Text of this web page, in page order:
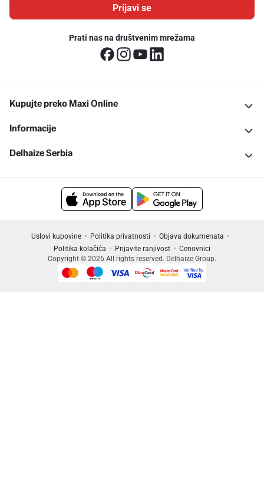
Prijavi se
Prati nas na društvenim mrežama
Kupujte preko Maxi Online
Informacije
Delhaize Serbia
Uslovi kupovine Politika privatnosti
Objava dokumenata
Politika kolačića
Prijavite ranjivost
Cenovnici
Copyright © 2026 All rights reserved. Delhaize Group.